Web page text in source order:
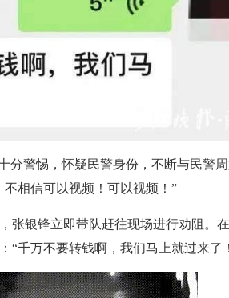
警惕，怀疑民警身份，不断与民警
相信可以视频！可以视频！”
银锋立即带队赶往现场进行劝阻。
“千万不要转钱啊，我们马上就过来了